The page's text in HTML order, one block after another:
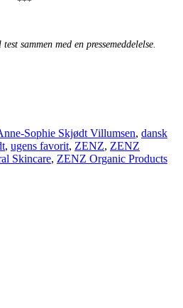
sammen med en pressemeddelelse.
Sophie Skjødt Villumsen, dansk
, ugens favorit, ZENZ, ZENZ
Skincare, ZENZ Organic Products